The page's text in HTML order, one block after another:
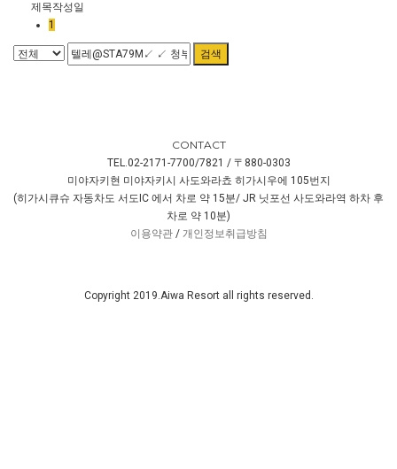
제목작성일
1
검색
CONTACT
TEL.02-2171-7700/7821 / 〒880-0303
미야자키현 미야자키시 사도와라쵸 히가시우에 105번지
(히가시큐슈 자동차도 서도IC 에서 차로 약 15분/ JR 닛포선 사도와라역 하차 후
차로 약 10분)
이용약관/ 개인정보취급방침
Copyright 2019.Aiwa Resort all rights reserved.